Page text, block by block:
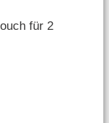
für 2